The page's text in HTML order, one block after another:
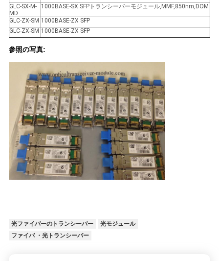
バ
シ
ー
ー
GLC-SX-M-
MD
1000BASE-SX SFPトランシーバーモジュール,MMF,850nm,DOM
GLC-ZX-SM 1000BASE-ZX SFP
GLC-ZX-SM 1000BASE-ZX SFP
参照の写真:
光ファイバーのトランシーバー
光モジュール
ファイバ ・光トランシーバー